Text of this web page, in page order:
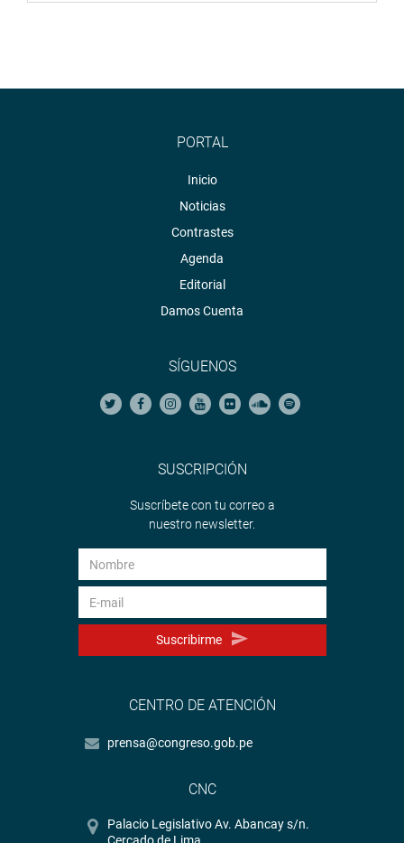
PORTAL
Inicio
Noticias
Contrastes
Agenda
Editorial
Damos Cuenta
SÍGUENOS
SUSCRIPCIÓN
Suscríbete con tu correo a
nuestro newsletter.
Suscribirme
CENTRO DE ATENCIÓN
prensa@congreso.gob.pe
CNC
Palacio Legislativo Av. Abancay s/n.